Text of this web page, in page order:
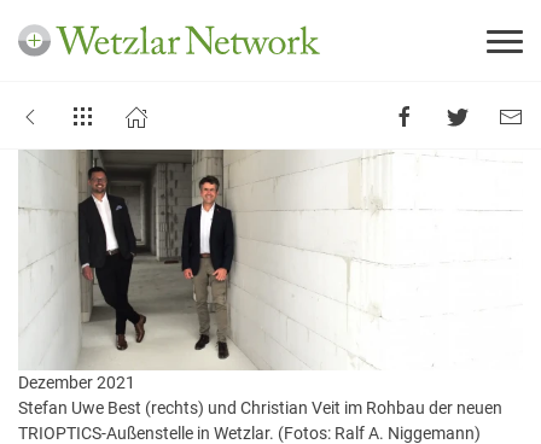
Dezember 2021
Stefan Uwe Best (rechts) und Christian Veit im Rohbau der neuen
TRIOPTICS-Außenstelle in Wetzlar. (Fotos: Ralf A. Niggemann)